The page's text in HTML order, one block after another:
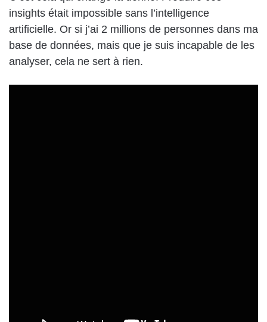
insights était impossible sans l’intelligence
artificielle. Or si j’ai 2 millions de personnes dans ma
base de données, mais que je suis incapable de les
analyser, cela ne sert à rien.